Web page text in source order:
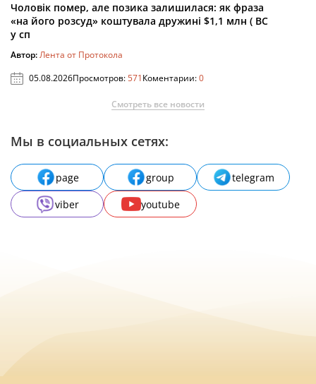
Чоловік помер, але позика залишилася: як фраза
«на його розсуд» коштувала дружині $1,1 млн ( ВС
у сп
Автор:Лента от Протокола
05.08.2026Просмотров:571Коментарии:0
Смотреть все новости
Мы в социальных сетях:
page group
telegram
viber
youtube